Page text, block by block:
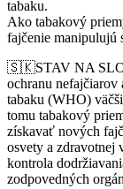
tabaku.
Ako tabakový
fajčenie manipulujú
🇸🇰STAV NA
ochranu
tabaku (WHO)
tomu tabakový
získavať nových
osvety a zdravotnej
kontrola
zodpovedných